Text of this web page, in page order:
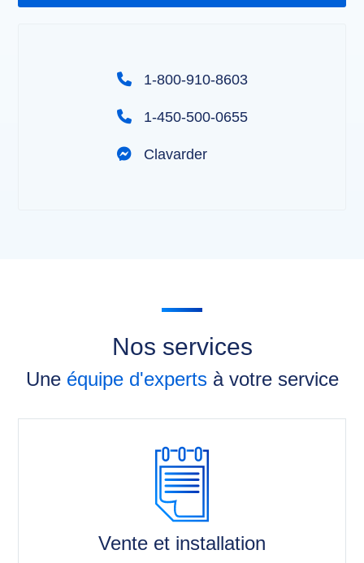
1-800-910-8603
1-450-500-0655
Clavarder
Nos services
Une équipe d'expertsà votre service
Vente et installation